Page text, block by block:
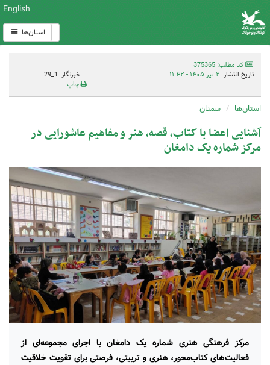
English
استان‌ها
کد مطلب: 375365
تاریخ انتشار: ۲ تیر ۱۴۰۵ - ۱۱:۴۲
خبرنگار: 1_29
چاپ
استان‌ها سمنان
آشنایی اعضا با کتاب، قصه، هنر و مفاهیم عاشورایی در
مرکز شماره یک دامغان
مرکز فرهنگی هنری شماره یک دامغان با اجرای مجموعه‌ای از
فعالیت‌های کتاب‌محور، هنری و تربیتی، فرصتی برای تقویت خلاقیت